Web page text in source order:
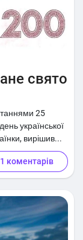
свято
25
української
вирішив...
1 коментарів